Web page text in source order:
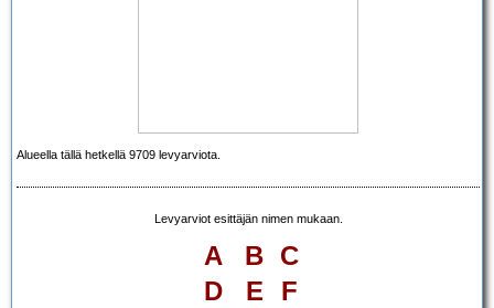
Alueella tällä hetkellä 9709 levyarviota.
Levyarviot esittäjän nimen mukaan.
A B C
D
E
F